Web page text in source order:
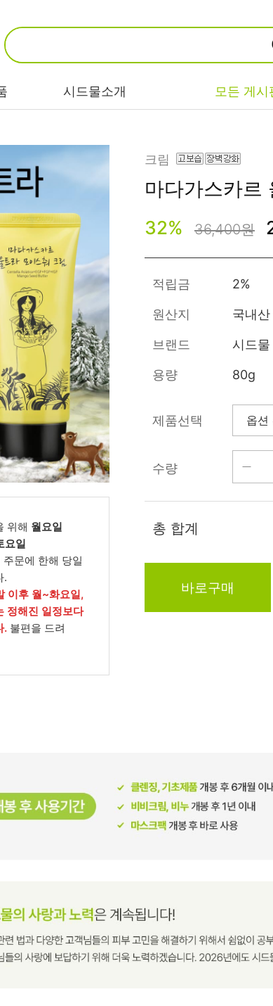
시드물소개 모든 게시
테고리별
누/클렌징
크/팩/필링
/토너/미스
/에센스/세
젤/에센셜
어
/헤어/핸드/
/아이
식품
기능/고민별
민감/건조/속당
미백/화이트닝/
흔적
안티에이징/주
름/탄력
모공/피지/블랙
헤드
각질관리
장벽케어
무기자차
레이저관리
탈모케어
성분별
EGF/FGF/IGF
콜라겐
히알루론산
병풀/센텔라
어성초
달팽이
카렌듈라
동백
위해 월요일
요일
문에 한해 당일
.
이후 월~화요일,
정해진 일정보다
. 불편을 드려
크림
마다가스카르
32% 36,400원
적립금 2%
원산지 국내산
브랜드 시드물
용량 80g
제품선택
수량
총 합계
바로구매